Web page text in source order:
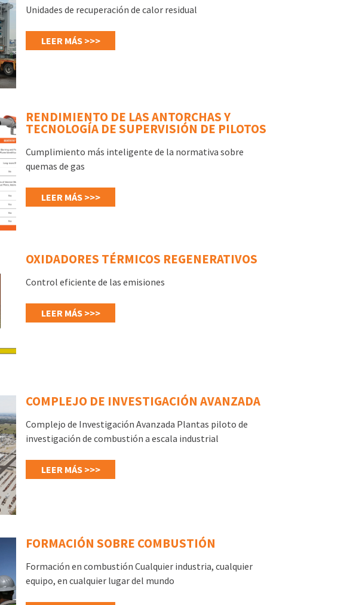
Unidades de recuperación de calor residual
LEER MÁS >>>
RENDIMIENTO DE LAS ANTORCHAS Y
TECNOLOGÍA DE SUPERVISIÓN DE PILOTOS
Cumplimiento más inteligente de la normativa sobre
quemas de gas
LEER MÁS >>>
OXIDADORES TÉRMICOS REGENERATIVOS
Control eficiente de las emisiones
LEER MÁS >>>
COMPLEJO DE INVESTIGACIÓN AVANZADA
Complejo de Investigación Avanzada Plantas piloto de
investigación de combustión a escala industrial
LEER MÁS >>>
FORMACIÓN SOBRE COMBUSTIÓN
Formación en combustión Cualquier industria, cualquier
equipo, en cualquier lugar del mundo